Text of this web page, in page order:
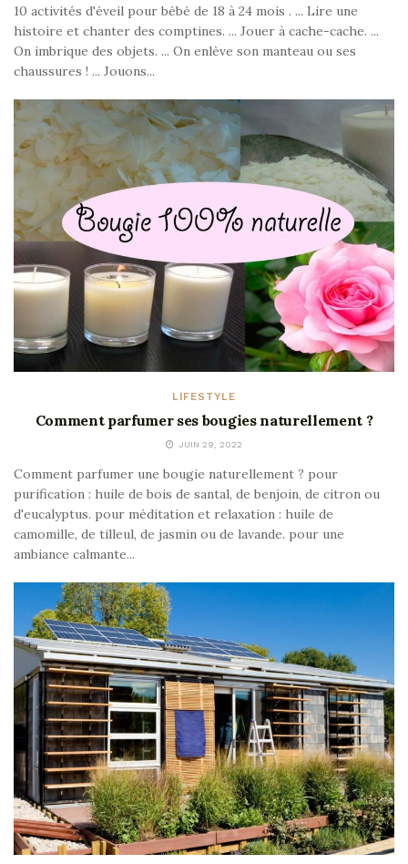
10 activités d'éveil pour bébé de 18 à 24 mois . ... Lire une
histoire et chanter des comptines. ... Jouer à cache-cache. ...
On imbrique des objets. ... On enlève son manteau ou ses
chaussures ! ... Jouons...
LIFESTYLE
Comment parfumer ses bougies naturellement ?
JUIN 29, 2022
Comment parfumer une bougie naturellement ? pour
purification : huile de bois de santal, de benjoin, de citron ou
d'eucalyptus. pour méditation et relaxation : huile de
camomille, de tilleul, de jasmin ou de lavande. pour une
ambiance calmante...